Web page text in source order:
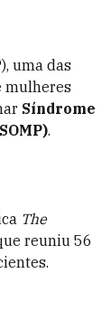
uma das
mulheres
Síndrome
.
The
reuniu 56